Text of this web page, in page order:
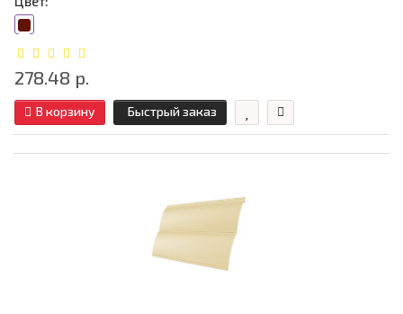
278.48 р.
В корзину Быстрый заказ